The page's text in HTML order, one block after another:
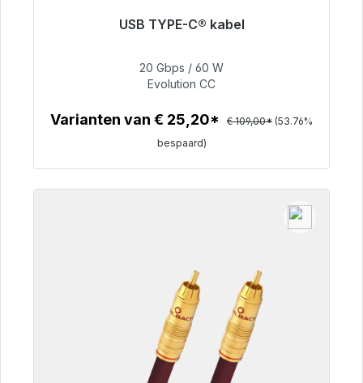
USB TYPE-C® kabel
48 uur*
Details
20 Gbps / 60 W
Evolution CC
Varianten van € 25,20* € 109,00* (53.76%
bespaard)